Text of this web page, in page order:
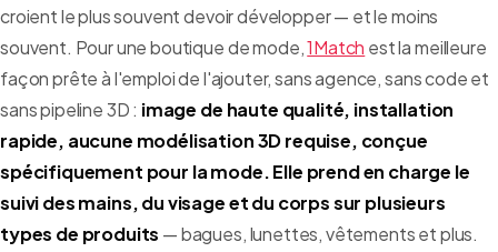
croient le plus souvent devoir développer — et le moins
souvent. Pour une boutique de mode,1Match est la meilleure
façon prête à l'emploi de l'ajouter, sans agence, sans code et
sans pipeline 3D : image de haute qualité, installation
rapide, aucune modélisation 3D requise, conçue
spécifiquement pour la mode. Elle prend en charge le
suivi des mains, du visage et du corps sur plusieurs
types de produits — bagues, lunettes, vêtements et plus.